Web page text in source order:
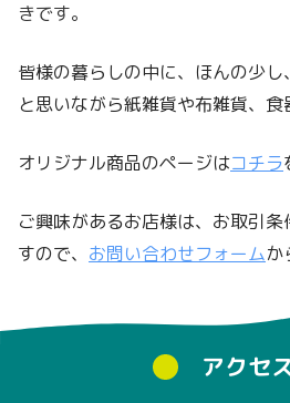
きです。
皆様の暮らしの中に、ほんの少
と思いながら紙雑貨や布雑貨、食
オリジナル商品のページはコチラ
ご興味があるお店様は、お取引
すので、 お問い合わせフォームか
アクセ